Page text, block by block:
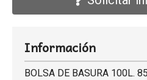
Información
BOLSA DE BASURA 100L.